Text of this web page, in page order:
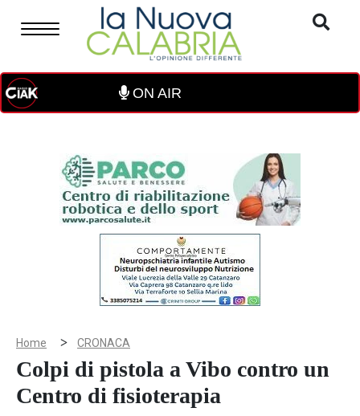
ON AIR
Home > CRONACA
Colpi di pistola a Vibo contro un
Centro di fisioterapia